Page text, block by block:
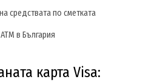
средствата по сметката
в България
карта Visa: